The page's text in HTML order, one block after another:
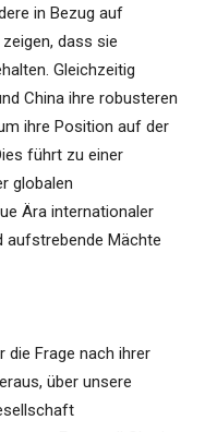
in Bezug auf
dass sie
Gleichzeitig
China ihre robusteren
ihre Position auf der
führt zu einer
globalen
Ära internationaler
aufstrebende Mächte
die Frage nach ihrer
über unsere